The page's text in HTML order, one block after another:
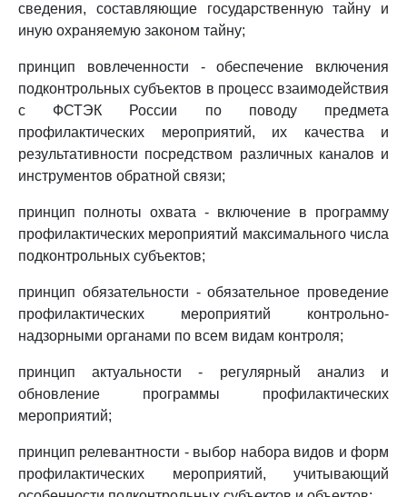
сведения, составляющие государственную тайну и
иную охраняемую законом тайну;
принцип вовлеченности - обеспечение включения
подконтрольных субъектов в процесс взаимодействия
с ФСТЭК России по поводу предмета
профилактических мероприятий, их качества и
результативности посредством различных каналов и
инструментов обратной связи;
принцип полноты охвата - включение в программу
профилактических мероприятий максимального числа
подконтрольных субъектов;
принцип обязательности - обязательное проведение
профилактических мероприятий контрольно-
надзорными органами по всем видам контроля;
принцип актуальности - регулярный анализ и
обновление программы профилактических
мероприятий;
принцип релевантности - выбор набора видов и форм
профилактических мероприятий, учитывающий